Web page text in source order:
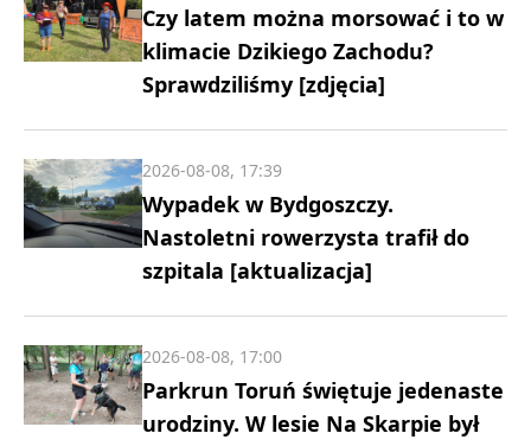
Czy latem można morsować i to w
klimacie Dzikiego Zachodu?
Sprawdziliśmy [zdjęcia]
Wypadek w Bydgoszczy.
Nastoletni rowerzysta trafił do
szpitala [aktualizacja]
2026-08-08, 17:39
Parkrun Toruń świętuje jedenaste
urodziny. W lesie Na Skarpie był
2026-08-08, 17:00